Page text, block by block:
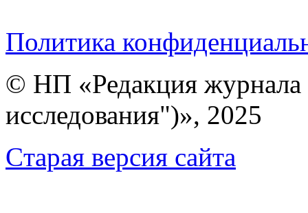
Политика
© НП «Редакция
исследования")», 2025
Cтарая версия сайта